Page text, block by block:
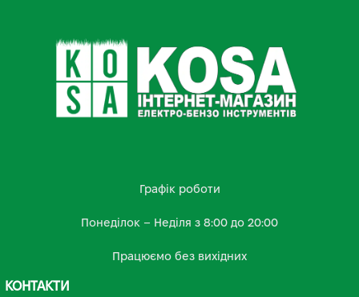
Графік роботи
Понеділок – Неділя з 8:00 до 20:00
Працюємо без вихідних
КОНТАКТИ